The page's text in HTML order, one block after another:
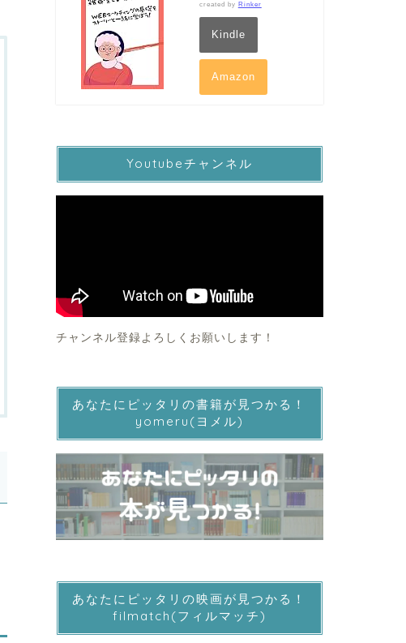
created by Rinker
Kindle
Amazon
Youtubeチャンネル
チャンネル登録よろしくお願いします！
あなたにピッタリの書籍が見つかる！
yomeru(ヨメル)
あなたにピッタリの映画が見つかる！
filmatch(フィルマッチ)